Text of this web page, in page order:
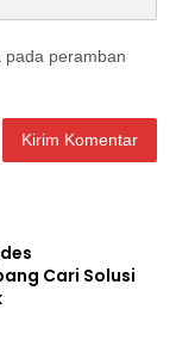
pada peramban
Cari Solusi